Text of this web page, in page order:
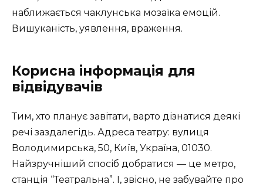
наближається чаклунська мозаїка емоцій.
Вишуканість, уявлення, враження.
Корисна інформація для
відвідувачів
Тим, хто планує завітати, варто дізнатися деякі
речі заздалегідь. Адреса театру: вулиця
Володимирська, 50, Київ, Україна, 01030.
Найзручніший спосіб добратися — це метро,
станція “Театральна”. І, звісно, не забувайте про